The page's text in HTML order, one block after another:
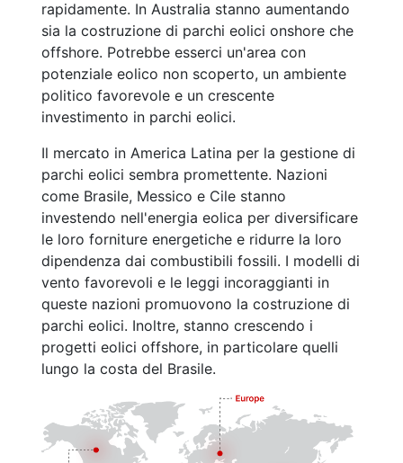
rapidamente. In Australia stanno aumentando
sia la costruzione di parchi eolici onshore che
offshore. Potrebbe esserci un'area con
potenziale eolico non scoperto, un ambiente
politico favorevole e un crescente
investimento in parchi eolici.
Il mercato in America Latina per la gestione di
parchi eolici sembra promettente. Nazioni
come Brasile, Messico e Cile stanno
investendo nell'energia eolica per diversificare
le loro forniture energetiche e ridurre la loro
dipendenza dai combustibili fossili. I modelli di
vento favorevoli e le leggi incoraggianti in
queste nazioni promuovono la costruzione di
parchi eolici. Inoltre, stanno crescendo i
progetti eolici offshore, in particolare quelli
lungo la costa del Brasile.